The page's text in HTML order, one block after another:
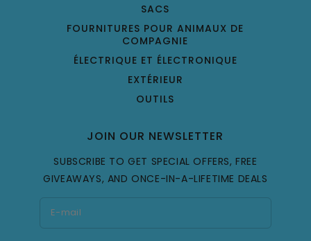
SACS
FOURNITURES POUR ANIMAUX DE
COMPAGNIE
ÉLECTRIQUE ET ÉLECTRONIQUE
EXTÉRIEUR
OUTILS
JOIN OUR NEWSLETTER
SUBSCRIBE TO GET SPECIAL OFFERS, FREE
GIVEAWAYS, AND ONCE-IN-A-LIFETIME DEALS